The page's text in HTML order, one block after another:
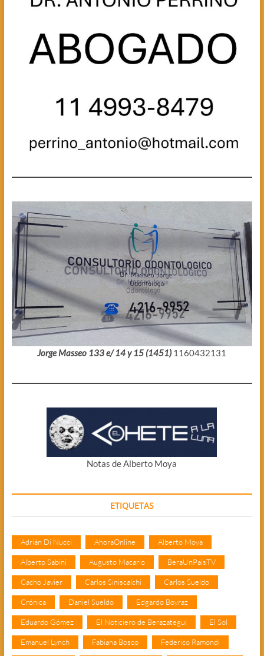
Jorge Masseo 133 e/ 14 y 15 (1451) 1160432131
Notas de Alberto Moya
ETIQUETAS
Adrián Di Nucci AhoraOnline Alberto Moya
Alberto Sabini Augusto Macario BeraUnPaisTV
Cacho Javier Carlos Siniscalchi Carlos Sueldo
Crónica Daniel Sueldo Edgardo Boyraz
Eduardo Gómez El Noticiero de Berazategui El Sol
Emanuel Lynch Fabiana Bosco Federico Ramondi